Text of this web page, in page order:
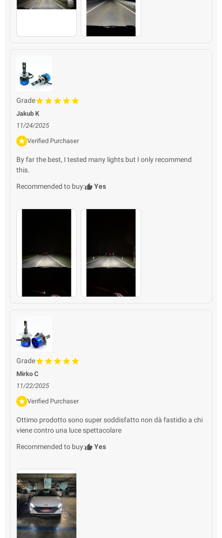
Grade
Jakub K
11/24/2025
Verified Purchaser
By far the best, I tested many lights but I only recommend
this.
Recommended to buy: Yes
Grade
Mirko C
11/22/2025
Verified Purchaser
Ottimo prodotto sono super soddisfatto non dà fastidio a chi
viene contro una luce spettacolare
Recommended to buy: Yes